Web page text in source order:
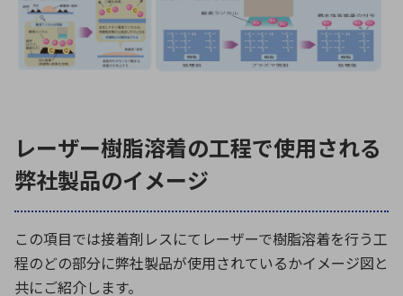
レーザー樹脂溶着の工程で使用される
弊社製品のイメージ
この項目では接着剤レスにてレーザーで樹脂溶着を行う工
程のどの部分に弊社製品が使用されているかイメージ図と
共にご紹介します。